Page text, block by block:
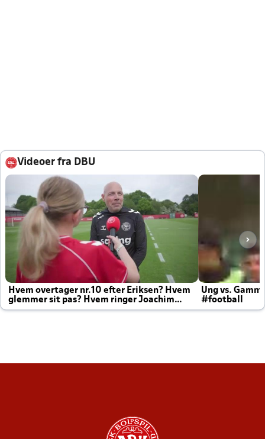
Videoer fra DBU
Hvem overtager nr.10 efter Eriksen? Hvem
glemmer sit pas? Hvem ringer Joachim
altid til efter kampe?
Ung vs.
#football